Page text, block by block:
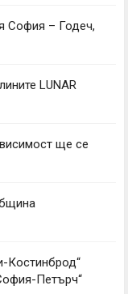
София – Годеч,
LUNAR
ще се
Костинброд“
Петърч“